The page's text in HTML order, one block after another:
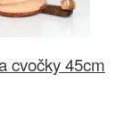
cvočky 45cm